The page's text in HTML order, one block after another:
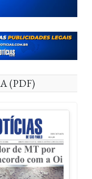
(PDF)